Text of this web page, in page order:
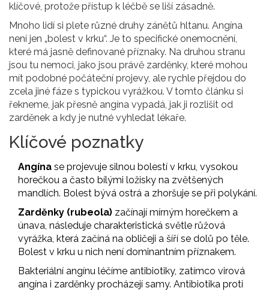
klíčové, protože přístup k léčbě se liší zásadně.
Mnoho lidí si plete různé druhy zánětů hltanu. Angína
není jen „bolest v krku“. Je to specifické onemocnění,
které má jasně definované příznaky. Na druhou stranu
jsou tu nemoci, jako jsou právě zarděnky, které mohou
mít podobné počáteční projevy, ale rychle přejdou do
zcela jiné fáze s typickou vyrážkou. V tomto článku si
řekneme, jak přesně angína vypadá, jak ji rozlišit od
zarděnek a kdy je nutné vyhledat lékaře.
Klíčové poznatky
Angína se projevuje silnou bolestí v krku, vysokou
horečkou a často bílými ložisky na zvětšených
mandlích. Bolest bývá ostrá a zhoršuje se při polykání.
Zarděnky (rubeola) začínají mírným horečkem a
únava, následuje charakteristická světle růžová
vyrážka, která začíná na obličeji a šíří se dolů po těle.
Bolest v krku u nich není dominantním příznakem.
Bakteriální angínu léčíme antibiotiky, zatímco virová
angína i zarděnky procházejí samy. Antibiotika proti